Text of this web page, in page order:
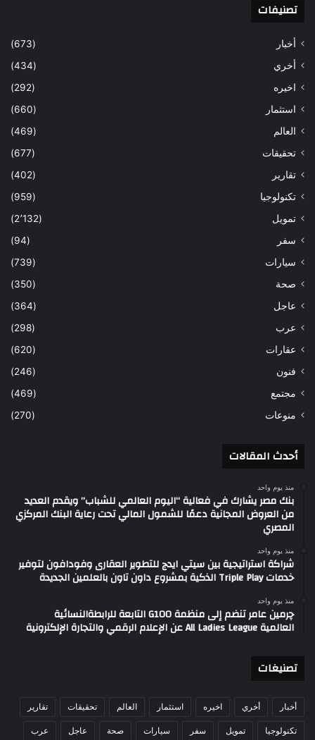
تصنيفات
أخبار
(673)
أخري
(434)
اخيره
(292)
استثمار
(660)
العالم
(469)
تحقيقات
(677)
تقارير
(402)
تكنولوجيا
(959)
تمويل
(2٬132)
سفر
(94)
سيارات
(739)
صحة
(350)
عاجل
(364)
عرب
(298)
عقارات
(620)
فنون
(246)
مجتمع
(469)
منوعات
(270)
أحدث المقالات
منذ يوم واحد
بنك مصر يشارك في فعالية “اليوم العالمي للشباب” ويقدم العديد
من العروض المجانية دعمًا للشمول المالي تحت رعاية البنك المركزي
المصري
منذ يوم واحد
شراكة استراتيجية بين سيتي ايدج للتطوير العقارى وفودافون لتوفير
خدمات Triple Play الذكية بمشروع داون تاون بالعلمين الجديدة
منذ يوم واحد
چرمين عامر تنضم إلى منظمة G100 التابعة للرابطةالنسائية
العالمية All Ladies League عن الإعلام الرقمي والتجارة الإلكترونية
تصنيغات
أخبار أخري اخيره استثمار العالم تحقيقات تقارير
تكنولوجيا تمويل سفر سيارات صحة عاجل عرب